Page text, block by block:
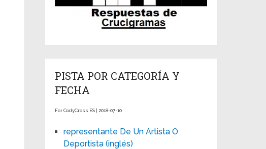
PISTA POR CATEGORÍA Y
FECHA
For CodyCross ES | 2018-07-10
representante De Un Artista O
Deportista (inglés)